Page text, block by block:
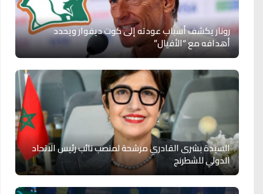
رونار يكشف أسباب عودته إلى كوت ديفوار ويحدد
أهدافه مع “الأفيال”
السيدة بشرى القادري مرشحة لمنصب نائب رئيس الاتحاد
الدولي للشطرنج